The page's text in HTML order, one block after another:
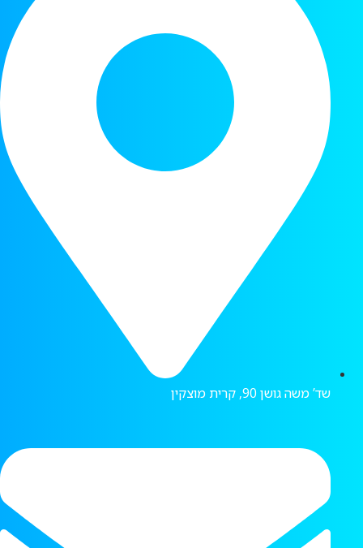
שד’ משה גושן 90, קרית מוצקין